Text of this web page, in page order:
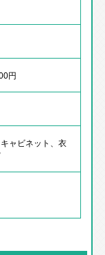
円
ャビネット、衣